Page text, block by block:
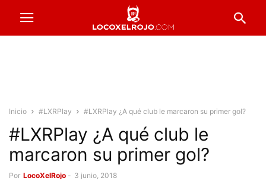
Inicio #LXRPlay #LXRPlay ¿A qué club le marcaron su primer gol?
#LXRPlay ¿A qué club le
marcaron su primer gol?
Por LocoXelRojo - 3 junio, 2018